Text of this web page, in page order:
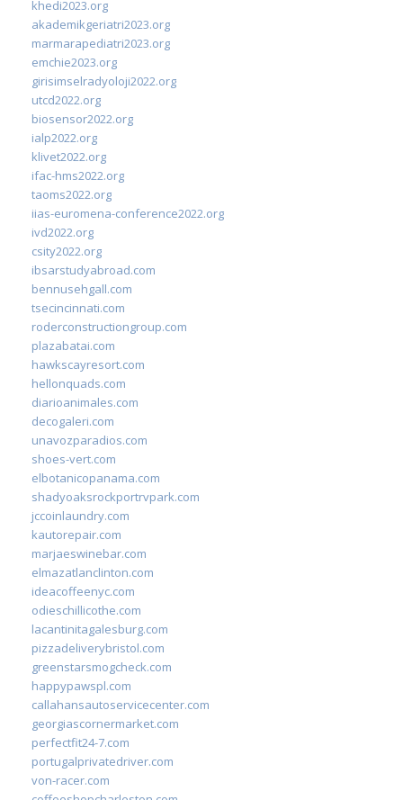
khedi2023.org
akademikgeriatri2023.org
marmarapediatri2023.org
emchie2023.org
girisimselradyoloji2022.org
utcd2022.org
biosensor2022.org
ialp2022.org
klivet2022.org
ifac-hms2022.org
taoms2022.org
iias-euromena-conference2022.org
ivd2022.org
csity2022.org
ibsarstudyabroad.com
bennusehgall.com
tsecincinnati.com
roderconstructiongroup.com
plazabatai.com
hawkscayresort.com
hellonquads.com
diarioanimales.com
decogaleri.com
unavozparadios.com
shoes-vert.com
elbotanicopanama.com
shadyoaksrockportrvpark.com
jccoinlaundry.com
kautorepair.com
marjaeswinebar.com
elmazatlanclinton.com
ideacoffeenyc.com
odieschillicothe.com
lacantinitagalesburg.com
pizzadeliverybristol.com
greenstarsmogcheck.com
happypawspl.com
callahansautoservicecenter.com
georgiascornermarket.com
perfectfit24-7.com
portugalprivatedriver.com
von-racer.com